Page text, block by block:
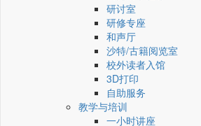
研讨室
研修专座
和声厅
沙特/古籍阅览室
校外读者入馆
3D打印
自助服务
教学与培训
一小时讲座